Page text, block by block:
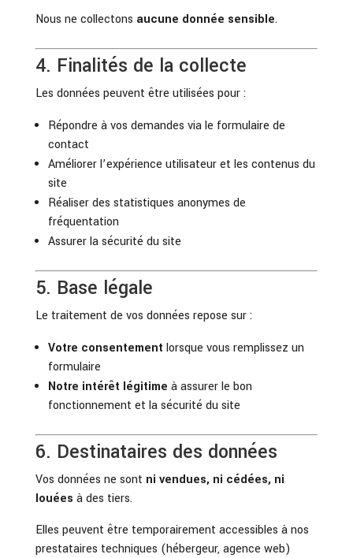
Nous ne collectons aucune donnée sensible.
4. Finalités de la collecte
Les données peuvent être utilisées pour :
Répondre à vos demandes via le formulaire de
contact
Améliorer l’expérience utilisateur et les contenus du
site
Réaliser des statistiques anonymes de
fréquentation
Assurer la sécurité du site
5. Base légale
Le traitement de vos données repose sur :
Votre consentement lorsque vous remplissez un
formulaire
Notre intérêt légitime à assurer le bon
fonctionnement et la sécurité du site
6. Destinataires des données
Vos données ne sont ni vendues, ni cédées, ni
louées à des tiers.
Elles peuvent être temporairement accessibles à nos
prestataires techniques (hébergeur, agence web)